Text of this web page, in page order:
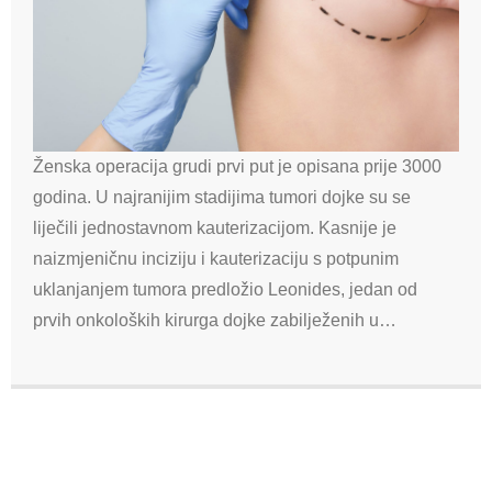
Ženska operacija grudi prvi put je opisana prije 3000
godina. U najranijim stadijima tumori dojke su se
liječili jednostavnom kauterizacijom. Kasnije je
naizmjeničnu inciziju i kauterizaciju s potpunim
uklanjanjem tumora predložio Leonides, jedan od
prvih onkoloških kirurga dojke zabilježenih u…